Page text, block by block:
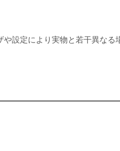
設定により実物と若干異なる